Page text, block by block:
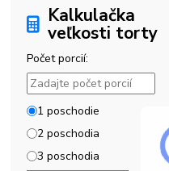
Kalkulačka
veľkosti torty
Počet porcií:
1 poschodie
2 poschodia
3 poschodia